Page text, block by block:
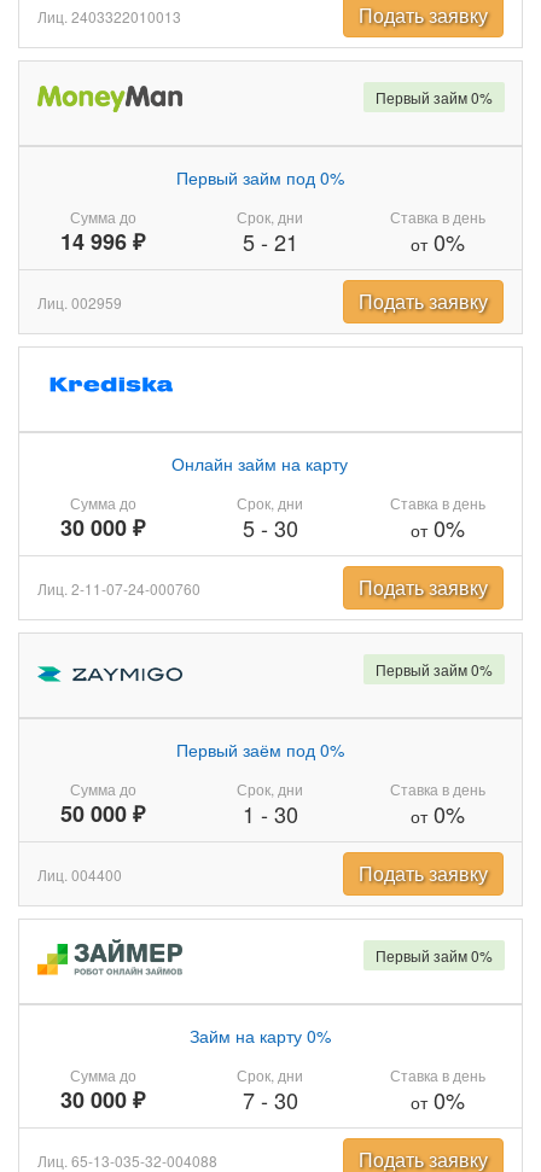
Лиц. 2403322010013 Подать заявку
Сумма до
14 996 ₽
Первый займ под 0%
Срок, дни
5- 21
Ставка в день
от0%
Первый займ 0%
Лиц. 002959 Подать заявку
Сумма до
30 000 ₽
Онлайн займ на карту
Срок, дни
5- 30
Ставка в день
от0%
Лиц. 2-11-07-24-000760 Подать заявку
Сумма до
50 000 ₽
Первый заём под 0%
Срок, дни
1 - 30
Ставка в день
от0%
Первый займ 0%
Лиц. 004400 Подать заявку
Сумма до
30 000 ₽
Займ на карту 0%
Срок, дни
7- 30
Ставка в день
от0%
Первый займ 0%
Лиц. 65-13-035-32-004088 Подать заявку